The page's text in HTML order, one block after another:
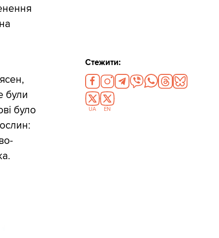
були
було
Стежити:
UA EN